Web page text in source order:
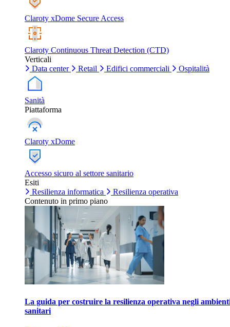
Claroty xDome Secure Access
Claroty Continuous Threat Detection (CTD)
Verticali
Data center
Retail Edifici commerciali Ospitalità
Sanità
Piattaforma
Claroty xDome
Accesso sicuro al settore sanitario
Esiti
Resilienza informatica
Resilienza operativa
Contenuto in primo piano
La guida per costruire la resilienza operativa negli
sanitari